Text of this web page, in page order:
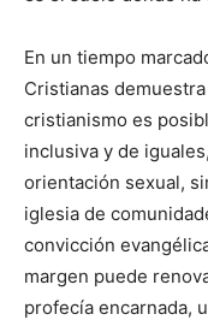
En un tiempo
Cristianas
cristianismo es
inclusiva y de
orientación sexual,
iglesia de
convicción
margen puede
profecía encarnada,